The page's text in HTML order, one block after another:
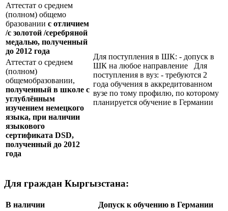
Аттестат о среднем
(полном) общемо
бразовании с отличием
/с золотой /серебряной
медалью, полученный
до 2012 года
Для поступления в ШК: - допуск в
ШК на любое направление Для
поступления в вуз: - требуются 2
года обучения в аккредитованном
вузе по тому профилю, по которому
планируется обучение в Германии
Аттестат о среднем
(полном)
общемобразовании,
полученный в школе с
углублённым
изучением немецкого
языка, при наличии
языкового
сертификата DSD,
полученный до 2012
года
Для граждан Кыргызстана:
В наличии
Допуск к обучению в Германии